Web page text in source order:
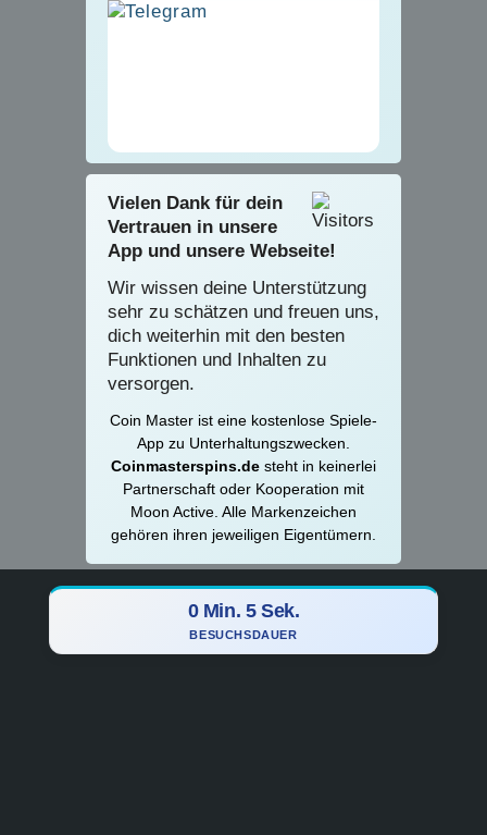
Vielen Dank für dein
Vertrauen in unsere
App und unsere Webseite!
Wir wissen deine Unterstützung
sehr zu schätzen und freuen uns,
dich weiterhin mit den besten
Funktionen und Inhalten zu
versorgen.
Coin Master ist eine kostenlose Spiele-
App zu Unterhaltungszwecken.
Coinmasterspins.de steht in keinerlei
Partnerschaft oder Kooperation mit
Moon Active. Alle Markenzeichen
gehören ihren jeweiligen Eigentümern.
0 Min. 6 Sek.
BESUCHSDAUER